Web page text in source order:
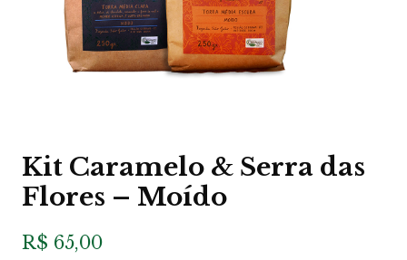
Kit Caramelo & Serra das
Flores – Moído
R$ 65,00